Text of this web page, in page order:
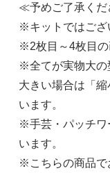
≪予めご了承く
※キットではござ
※2枚目～4枚目の
※全てが実物大の
大きい場合は「
います。
※手芸・パッチワ
います。
※こちらの商品で